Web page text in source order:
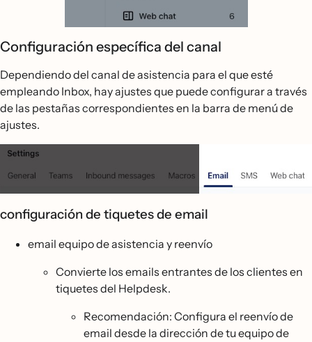
Configuración específica del canal
Dependiendo del canal de asistencia para el que esté
empleando Inbox, hay ajustes que puede configurar a través
de las pestañas correspondientes en la barra de menú de
ajustes.
configuración de tiquetes de email
email equipo de asistencia y reenvío
Convierte los emails entrantes de los clientes en
tiquetes del Helpdesk.
Recomendación: Configura el reenvío de
email desde la dirección de tu equipo de